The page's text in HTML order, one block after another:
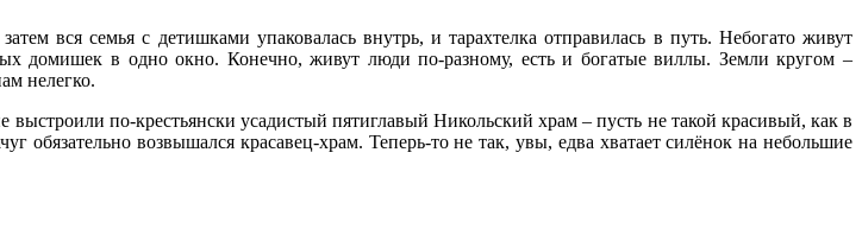
вся семья с детишками упаковалась внутрь, и тарахтелка отправилась в путь. Небогато живут
домишек в одно окно. Конечно, живут люди по-разному, есть и богатые виллы. Земли кругом –
нелегко.
по-крестьянски усадистый пятиглавый Никольский храм – пусть не такой красивый, как в
обязательно возвышался красавец-храм. Теперь-то не так, увы, едва хватает силёнок на небольшие